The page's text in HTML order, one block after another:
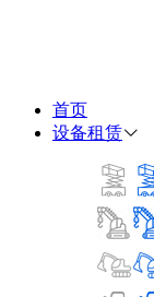
首页
设备租赁